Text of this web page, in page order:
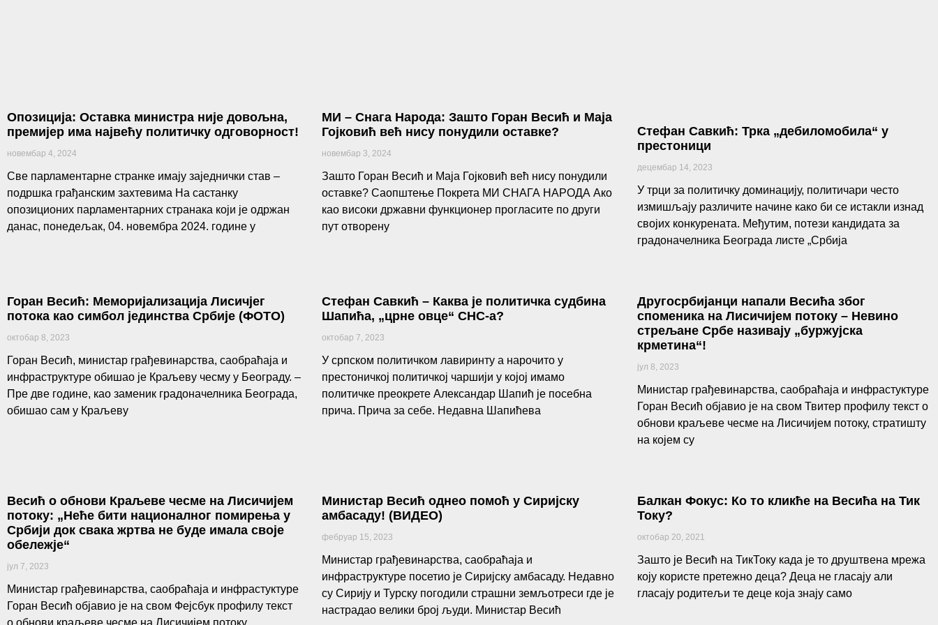
Опозиција: Оставка министра није довољна,
премијер има највећу политичку одговорност!
новембар 4, 2024
Све парламентарне странке имају заједнички став –
подршка грађанским захтевима На састанку
опозиционих парламентарних странака који је одржан
данас, понедељак, 04. новембра 2024. године у
МИ – Снага Народа: Зашто Горан Весић и Маја
Гојковић већ нису понудили оставке?
новембар 3, 2024
Зашто Горан Весић и Маја Гојковић већ нису понудили
оставке? Саопштење Покрета МИ СНАГА НАРОДА Ако
као високи државни функционер прогласите по други
пут отворену
Стефан Савкић: Трка „дебиломобила“ у
престоници
децембар 14, 2023
У трци за политичку доминацију, политичари често
измишљају различите начине како би се истакли изнад
својих конкурената. Међутим, потези кандидата за
градоначелника Београда листе „Србија
Горан Весић: Меморијализација Лисичјег
потока као симбол јединства Србије (ФОТО)
октобар 8, 2023
Горан Весић, министар грађевинарства, саобраћаја и
инфраструктуре обишао је Краљеву чесму у Београду. –
Пре две године, као заменик градоначелника Београда,
обишао сам у Краљеву
Стефан Савкић – Каква је политичка судбина
Шапића, „црне овце“ СНС-а?
октобар 7, 2023
У српском политичком лавиринту а нарочито у
престоничкој политичкој чаршији у којој имамо
политичке преокрете Александар Шапић је посебна
прича. Прича за себе. Недавна Шапићева
Другосрбијанци напали Весића због
споменика на Лисичијем потоку – Невино
стрељане Србе називају „буржујска
крметина“!
јул 8, 2023
Министар грађевинарства, саобраћаја и инфрастуктуре
Горан Весић објавио је на свом Твитер профилу текст о
обнови краљеве чесме на Лисичијем потоку, стратишту
на којем су
Весић о обнови Краљеве чесме на Лисичијем
потоку: „Неће бити националног помирења у
Србији док свака жртва не буде имала своје
обележје“
јул 7, 2023
Министар грађевинарства, саобраћаја и инфрастуктуре
Горан Весић објавио је на свом Фејсбук профилу текст
о обнови краљеве чесме на Лисичијем потоку,
Министар Весић однео помоћ у Сиријску
амбасаду! (ВИДЕО)
фебруар 15, 2023
Министар грађевинарства, саобраћаја и
инфраструктуре посетио је Сиријску амбасаду. Недавно
су Сирију и Турску погодили страшни земљотреси где је
настрадао велики број људи. Министар Весић
Балкан Фокус: Ко то кликће на Весића на Тик
Току?
октобар 20, 2021
Зашто је Весић на ТикТоку када је то друштвена мрежа
коју користе претежно деца? Деца не гласају али
гласају родитељи те деце која знају само